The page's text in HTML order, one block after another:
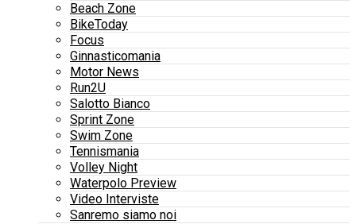
Beach Zone
BikeToday
Focus
Ginnasticomania
Motor News
Run2U
Salotto Bianco
Sprint Zone
Swim Zone
Tennismania
Volley Night
Waterpolo Preview
Video Interviste
Sanremo siamo noi